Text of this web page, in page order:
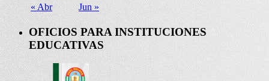
« Abr Jun »
OFICIOS PARA INSTITUCIONES
EDUCATIVAS